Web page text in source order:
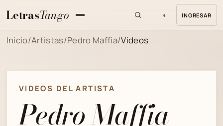
LetrasTango ◐ INGRESAR
Inicio/Artistas/Pedro Maffia/Videos
VIDEOS DEL ARTISTA
Pedro Maffia